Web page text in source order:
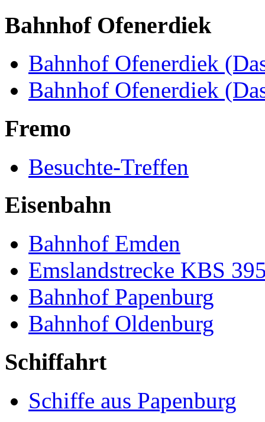
Bahnhof Ofenerdiek
Bahnhof Ofenerdiek
Bahnhof Ofenerdiek
Fremo
Besuchte-Treffen
Eisenbahn
Bahnhof Emden
Emslandstrecke KBS
Bahnhof Papenburg
Bahnhof Oldenburg
Schiffahrt
Schiffe aus Papenburg